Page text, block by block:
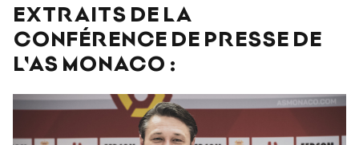
EXTRAITS DE LA
CONFÉRENCE DE PRESSE DE
L'AS MONACO :